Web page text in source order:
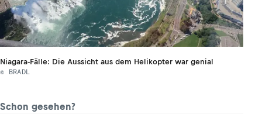
Niagara-Fälle: Die Aussicht aus dem Helikopter war genial
© BRADL
Schon gesehen?